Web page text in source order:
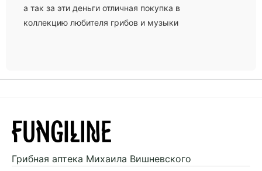
а так за эти деньги отличная покупка в
коллекцию любителя грибов и музыки
Грибная аптека Михаила Вишневского